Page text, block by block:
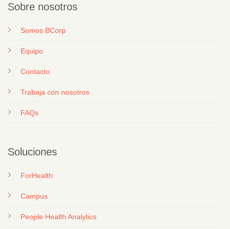
Sobre nosotros
Somos BCorp
Equipo
Contacto
Trabaja con nosotros
FAQs
Soluciones
ForHealth
Campus
People Health Analytics